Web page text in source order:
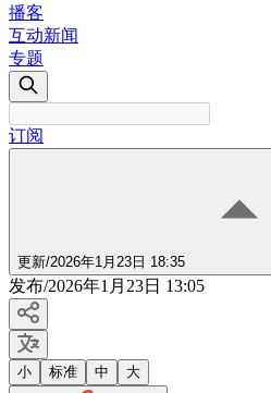
播客
互动新闻
专题
订阅
更新/2026年1月23日 18:35
发布/2026年1月23日 13:05
小 标准 中 大